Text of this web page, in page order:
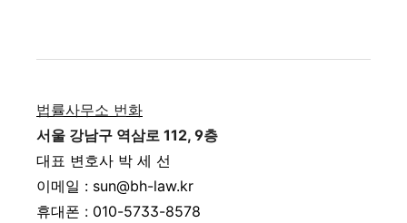
법률사무소 번화
서울 강남구 역삼로 112, 9층
대표 변호사 박 세 선
이메일 : sun@bh-law.kr
휴대폰 : 010-5733-8578